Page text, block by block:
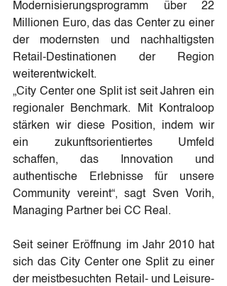
Modernisierungsprogramm über 22
Millionen Euro, das das Center zu einer
der modernsten und nachhaltigsten
Retail-Destinationen der Region
weiterentwickelt.
„City Center one Split ist seit Jahren ein
regionaler Benchmark. Mit Kontraloop
stärken wir diese Position, indem wir
ein zukunftsorientiertes Umfeld
schaffen, das Innovation und
authentische Erlebnisse für unsere
Community vereint“, sagt Sven Vorih,
Managing Partner bei CC Real.
Seit seiner Eröffnung im Jahr 2010 hat
sich das City Center one Split zu einer
der meistbesuchten Retail- und Leisure-